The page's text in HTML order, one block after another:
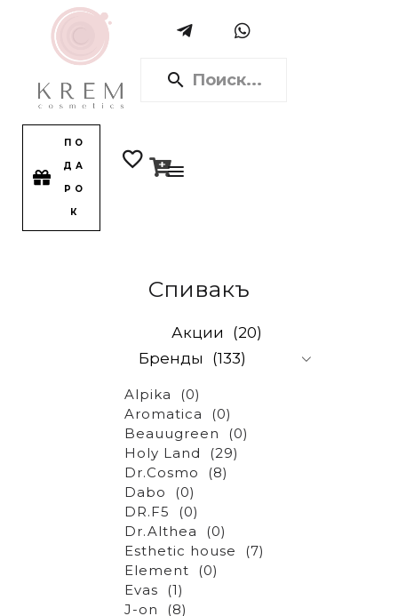
ПО
ДА
РО
К
Спивакъ
Акции
(20)
Бренды
(133)
Alpika
(0)
Aromatica
(0)
Beauugreen
(0)
Holy Land
(29)
Dr.Cosmo
(8)
Dabo
(0)
DR.F5
(0)
Dr.Althea
(0)
Esthetic house
(7)
Element
(0)
Evas
(1)
J-on
(8)